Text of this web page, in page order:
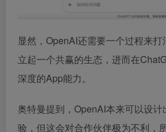
显然，OpenAI还需要一个过程来
立起一个共赢的生态，进而在
深度的App能力。
奥特曼提到，OpenAI本来可以设
验，但这会对合作伙伴极为不利，